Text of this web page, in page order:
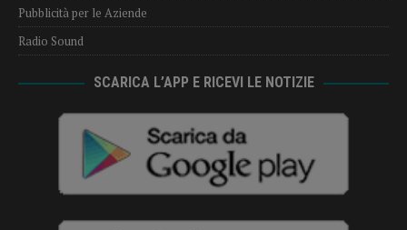
Pubblicità per le Aziende
Radio Sound
SCARICA L’APP E RICEVI LE NOTIZIE